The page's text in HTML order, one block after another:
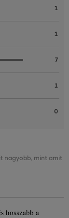
1
1
7
1
0
nagyobb, mint amit
hosszabb a